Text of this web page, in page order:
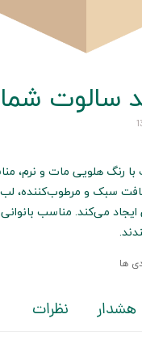
شماره
912 سالوت با رنگ هلویی مات و
سبک و مرطوب‌کننده،
می‌کند. مناسب
ها
هشدار نظرات